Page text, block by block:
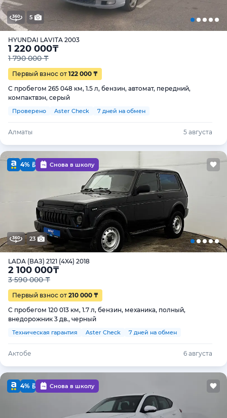
5
HYUNDAI LAVITA 2003
1 220 000₸
1 790 000 ₸
Первый взнос от 122 000 ₸
С пробегом 265 048 км, 1.5 л, бензин, автомат, передний,
компактвэн, серый
Проверено Aster Check 7 дней на обмен
Алматы 5 августа
4% Снова в школу
23
LADA (ВАЗ) 2121 (4X4) 2018
2 100 000₸
3 590 000 ₸
Первый взнос от 210 000 ₸
С пробегом 120 013 км, 1.7 л, бензин, механика, полный,
внедорожник 3 дв., черный
Техническая гарантия Aster Check 7 дней на обмен
Актобе 6 августа
4% Снова в школу